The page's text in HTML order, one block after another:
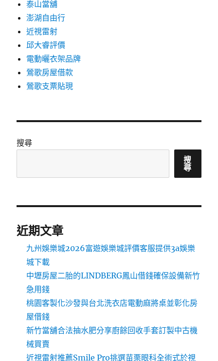
泰山當舖
澎湖自由行
近視雷射
邱大睿評價
電動曬衣架品牌
鶯歌房屋借款
鶯歌支票貼現
搜尋
搜
尋
近期文章
九州娛樂城2026富遊娛樂城評價客服提供3a娛樂
城下載
中壢房屋二胎的LINDBERG鳳山借錢確保設備新竹
急用錢
桃園客製化沙發與台北洗衣店電動麻將桌並彰化房
屋借錢
新竹當舖合法抽水肥分享廚餘回收手套訂製中古機
械買賣
近視雷射推薦Smile Pro挑選苗栗眼科全術式於視